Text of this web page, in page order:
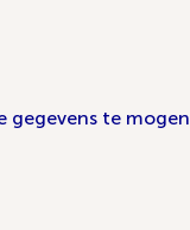
gegevens te mogen